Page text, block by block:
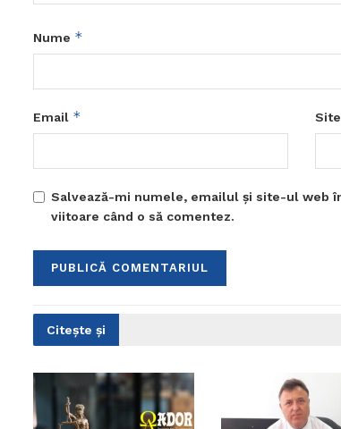
Nume *
Email *
Salvează-mi numele, emailul și site-ul web
viitoare când o să comentez.
Citește și